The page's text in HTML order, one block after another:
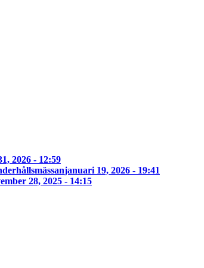
2026 - 12:59
januari 19, 2026 - 19:41
28, 2025 - 14:15